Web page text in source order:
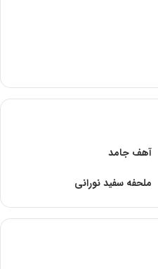
آهف جامد
ملحفه سفید نورانى